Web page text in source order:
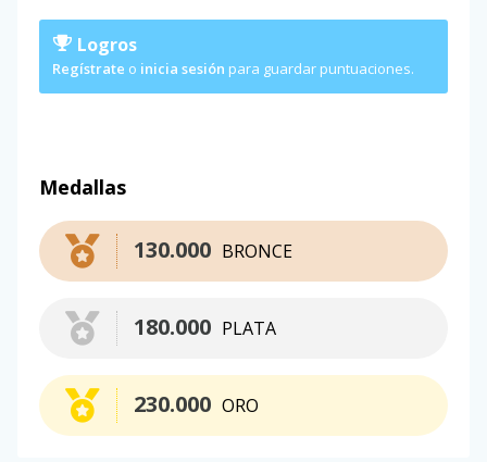
Logros
Regístrate o inicia sesión para guardar puntuaciones.
Medallas
BRONCE
130.000
PLATA
180.000
ORO
230.000